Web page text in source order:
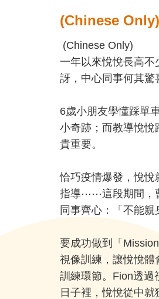
(Chinese
(Chinese Only)
一年以來悅悅長高
訝，中心同事何其驚
6歲小朋友學懂踩單
小奇跡；而教導悅悅
貴重要。
恰巧疫情爆發，悅
指導⋯⋯這段期間，
同事齊心：「不能
要成功做到「
視像訓練，讓悅悅體
訓練環節。Fion透過
日子裡，悅悅從中就